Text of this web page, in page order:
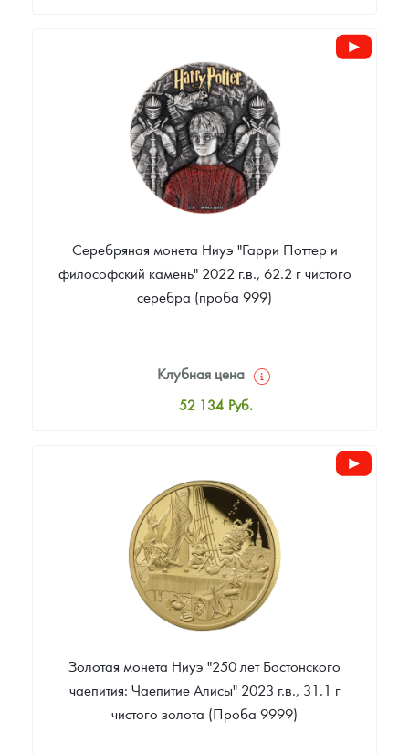
Цена выкупа
Звоните
Серебряная монета Ниуэ "Гарри Поттер и
философский камень" 2022 г.в., 62.2 г чистого
серебра (проба 999)
Клубная цена
52 134 Руб.
Цена выкупа
Звоните
Золотая монета Ниуэ "250 лет Бостонского
чаепития: Чаепитие Алисы" 2023 г.в., 31.1 г
чистого золота (Проба 9999)